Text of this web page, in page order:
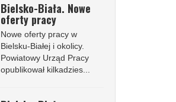
Bielsko-Biała. Nowe
oferty pracy
Nowe oferty pracy w
Bielsku-Białej i okolicy.
Powiatowy Urząd Pracy
opublikował kilkadzies...